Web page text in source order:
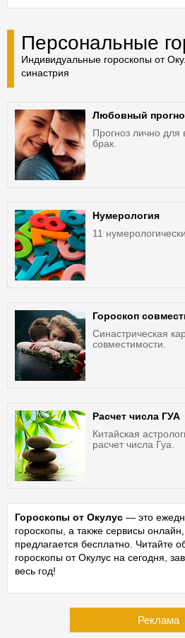
Персональные
Индивидуальные гороскопы от
синастрия
Любовный
Прогноз лично для
брак.
Нумерология
11
Гороскоп
Синастрическая
совместимости.
Расчет числа ГУА
Китайская
расчет числа Гуа.
Гороскопы от Окулус — это
гороскопы, а также сервисы
предлагается бесплатно. Читайте
гороскопы от Окулус на сегодня,
весь год!
Реклама